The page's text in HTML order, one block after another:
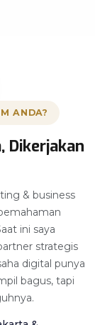
ANDA?
Dikerjakan
& business
ini saya
strategis
digital punya
bagus, tapi